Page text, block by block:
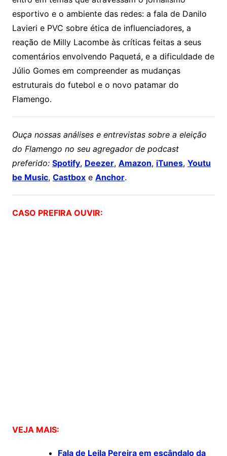
esportivo e o ambiente das redes: a fala de Danilo
Lavieri e PVC sobre ética de influenciadores, a
reação de Milly Lacombe às críticas feitas a seus
comentários envolvendo Paquetá, e a dificuldade de
Júlio Gomes em compreender as mudanças
estruturais do futebol e o novo patamar do
Flamengo.
Ouça nossas análises e entrevistas sobre a eleição
do Flamengo no seu agregador de podcast
preferido: Spotify, Deezer, Amazon, iTunes, Youtu
be Music, Castboxe Anchor.
CASO PREFIRA OUVIR:
VEJA MAIS:
Fala de Leila Pereira em escândalo da